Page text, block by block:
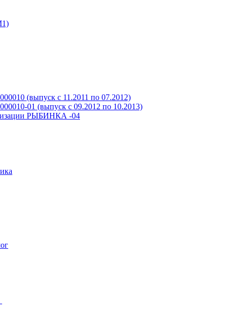
(выпуск с 11.2011 по 07.2012)
01 (выпуск с 09.2012 по 10.2013)
РЫБИНКА -04